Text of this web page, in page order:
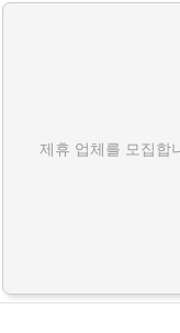
제휴 업체를 모집합